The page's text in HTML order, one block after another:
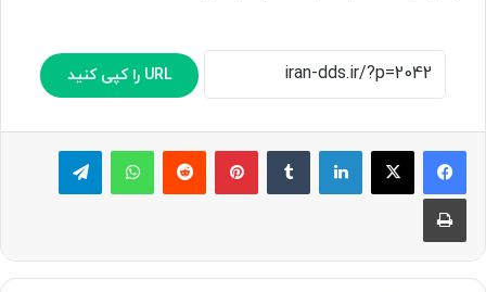
URL را کپی کنید
لینکدین ‫تامبلر پینترست‫رددیت واتس آپ تلگرام
چاپ